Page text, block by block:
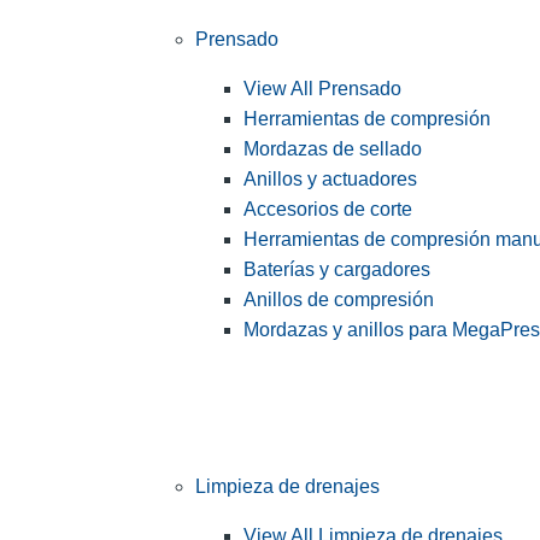
Prensado
View All Prensado
Herramientas de compresión
Mordazas de sellado
Anillos y actuadores
Accesorios de corte
Herramientas de compresión
Baterías y cargadores
Anillos de compresión
Mordazas y anillos para
Limpieza de drenajes
View All Limpieza de drenajes